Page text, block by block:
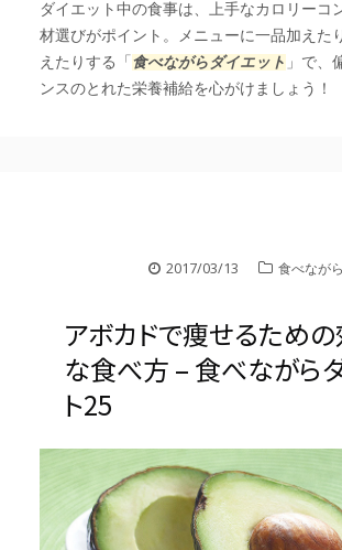
ダイエット中の食事は、上手なカロリーコ
材選びがポイント。メニューに一品加えた
えたりする「 食べながらダイエット 」で、
ンスのとれた栄養補給を心がけましょう！
2017/03/13 食べながら
アボカドで痩せるため
な食べ方 – 食べながら
ト25